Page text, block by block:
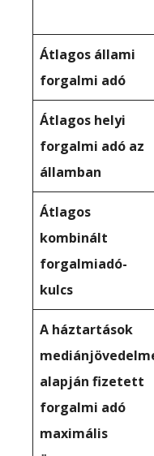
Átlagos állami
forgalmi adó
Átlagos helyi
forgalmi adó az
államban
Átlagos
kombinált
forgalmiadó-
kulcs
A háztartások
alapján fizetett
forgalmi adó
maximális